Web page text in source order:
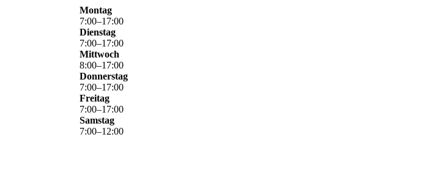
Montag
7:00–17:00
Dienstag
7:00–17:00
Mittwoch
8:00–17:00
Donnerstag
7:00–17:00
Freitag
7:00–17:00
Samstag
7:00–12:00